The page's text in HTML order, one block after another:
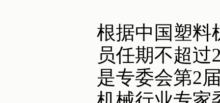
根据中国塑料
员任期不超
是专委会第2